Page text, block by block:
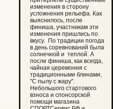
изменения в сторону
усложнения рельефа. Как
выяснилось, после
финиша, участникам эти
изменения пришлись по
вкусу. По традиции погода
в день соревнований была
солнечной и теплой. А
после финиша, как всегда,
чайная церемония с
традиционными блинами,
"С пылу с жару".
Небольшого стартового
взноса и спонсорской
помощи магазина